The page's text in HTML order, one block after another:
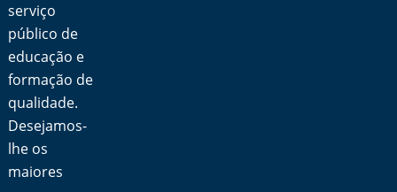
serviço
público de
educação e
formação de
qualidade.
Desejamos-
lhe os
maiores